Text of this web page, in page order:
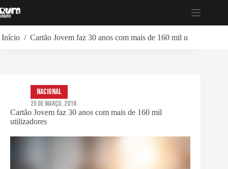
para
Início / Cartão Jovem faz 30 anos com mais de 160 mil utilizadores
Cartão Jovem faz 30 anos com mais de 160 mil
utilizadores
Nacional
25 de Março, 2016